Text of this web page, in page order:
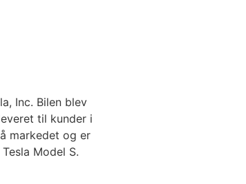
Inc. Bilen blev
til kunder i
markedet og er
Model S.